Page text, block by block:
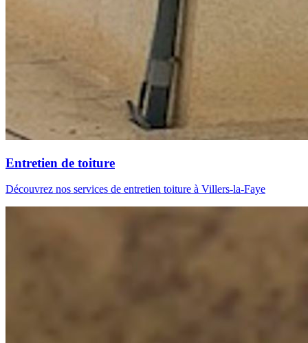
Entretien de toiture
Découvrez nos services de entretien toiture à Villers-la-Faye